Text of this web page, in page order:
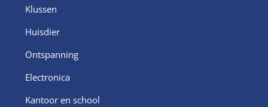
Klussen
Huisdier
Ontspanning
Electronica
Kantoor en school